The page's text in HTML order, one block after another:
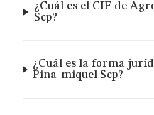
¿Cuál es el CIF de
Scp?
¿Cuál es la forma
Pina-miquel Scp?